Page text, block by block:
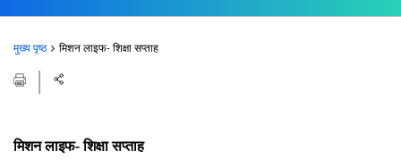
मुख्य पृष्ठ मिशन लाइफ- शिक्षा सप्ताह
मिशन लाइफ- शिक्षा सप्ताह